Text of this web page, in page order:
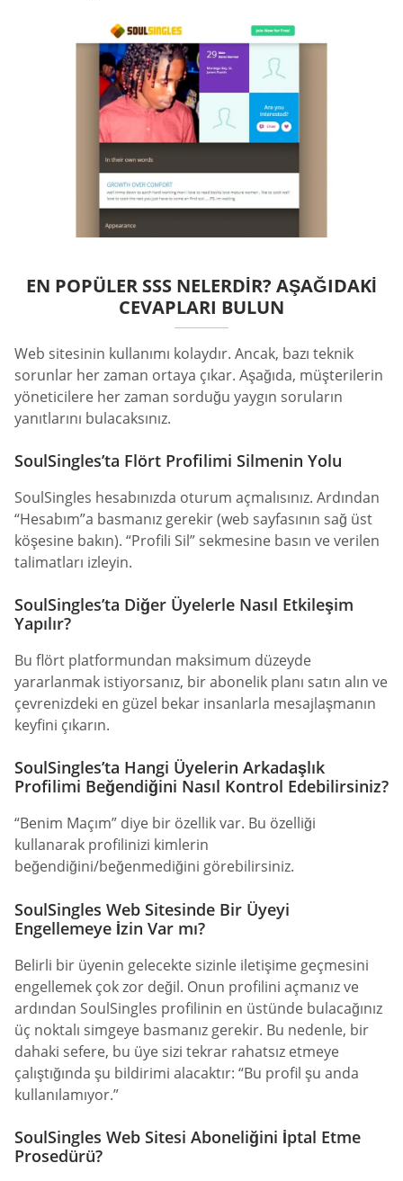
EN POPÜLER SSS NELERDIR? AŞAĞIDAKI
CEVAPLARI BULUN
Web sitesinin kullanımı kolaydır. Ancak, bazı teknik
sorunlar her zaman ortaya çıkar. Aşağıda, müşterilerin
yöneticilere her zaman sorduğu yaygın soruların
yanıtlarını bulacaksınız.
SoulSingles’ta Flört Profilimi Silmenin Yolu
SoulSingles hesabınızda oturum açmalısınız. Ardından
“Hesabım”a basmanız gerekir (web sayfasının sağ üst
köşesine bakın). “Profili Sil” sekmesine basın ve verilen
talimatları izleyin.
SoulSingles’ta Diğer Üyelerle Nasıl Etkileşim
Yapılır?
Bu flört platformundan maksimum düzeyde
yararlanmak istiyorsanız, bir abonelik planı satın alın ve
çevrenizdeki en güzel bekar insanlarla mesajlaşmanın
keyfini çıkarın.
SoulSingles’ta Hangi Üyelerin Arkadaşlık
Profilimi Beğendiğini Nasıl Kontrol Edebilirsiniz?
“Benim Maçım” diye bir özellik var. Bu özelliği
kullanarak profilinizi kimlerin
beğendiğini/beğenmediğini görebilirsiniz.
SoulSingles Web Sitesinde Bir Üyeyi
Engellemeye İzin Var mı?
Belirli bir üyenin gelecekte sizinle iletişime geçmesini
engellemek çok zor değil. Onun profilini açmanız ve
ardından SoulSingles profilinin en üstünde bulacağınız
üç noktalı simgeye basmanız gerekir. Bu nedenle, bir
dahaki sefere, bu üye sizi tekrar rahatsız etmeye
çalıştığında şu bildirimi alacaktır: “Bu profil şu anda
kullanılamıyor.”
SoulSingles Web Sitesi Aboneliğini İptal Etme
Prosedürü?